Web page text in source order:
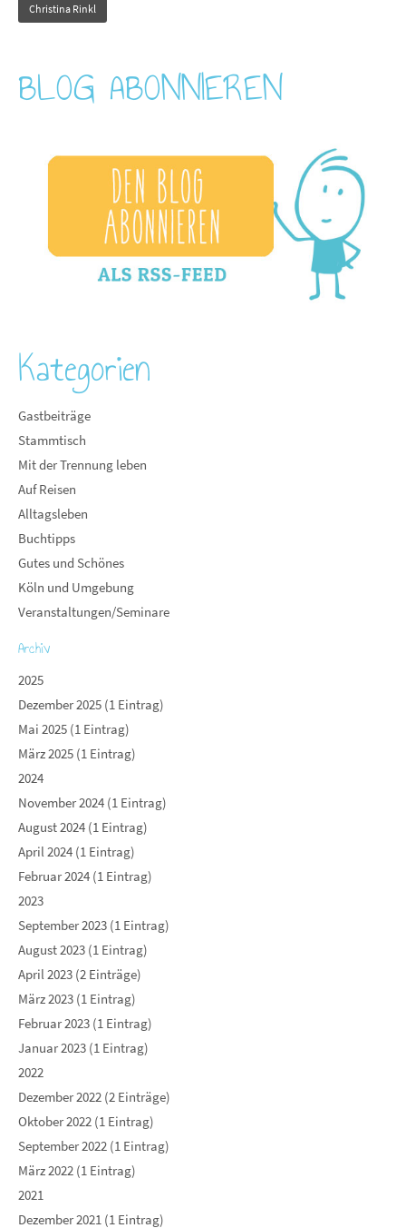
Christina Rinkl
BLOG ABONNIEREN
Kategorien
Gastbeiträge
Stammtisch
Mit der Trennung leben
Auf Reisen
Alltagsleben
Buchtipps
Gutes und Schönes
Köln und Umgebung
Veranstaltungen/Seminare
Archiv
2025
Dezember 2025 (1 Eintrag)
Mai 2025 (1 Eintrag)
März 2025 (1 Eintrag)
2024
November 2024 (1 Eintrag)
August 2024 (1 Eintrag)
April 2024 (1 Eintrag)
Februar 2024 (1 Eintrag)
2023
September 2023 (1 Eintrag)
August 2023 (1 Eintrag)
April 2023 (2 Einträge)
März 2023 (1 Eintrag)
Februar 2023 (1 Eintrag)
Januar 2023 (1 Eintrag)
2022
Dezember 2022 (2 Einträge)
Oktober 2022 (1 Eintrag)
September 2022 (1 Eintrag)
März 2022 (1 Eintrag)
2021
Dezember 2021 (1 Eintrag)